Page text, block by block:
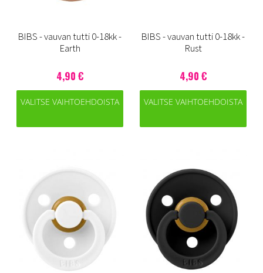
BIBS - vauvan tutti 0-18kk -
Earth
4,90 €
VALITSE VAIHTOEHDOISTA
BIBS - vauvan tutti 0-18kk -
Rust
4,90 €
VALITSE VAIHTOEHDOISTA